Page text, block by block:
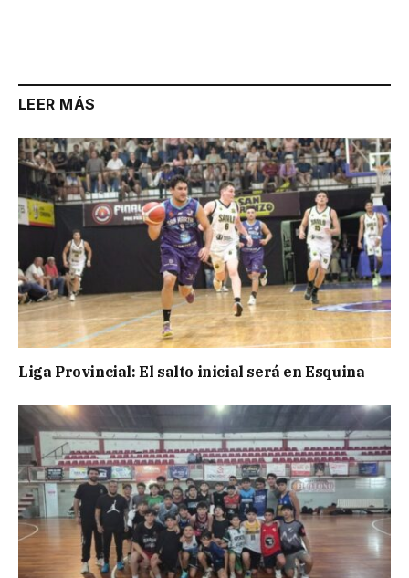
LEER MÁS
Liga Provincial: El salto inicial será en Esquina